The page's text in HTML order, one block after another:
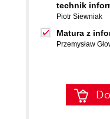
technik
Piotr Siewniak
Matura z
Przemysław